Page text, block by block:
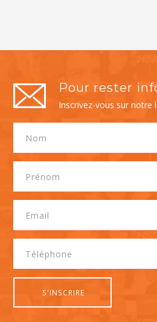
Pour rester
Inscrivez-vous sur notre